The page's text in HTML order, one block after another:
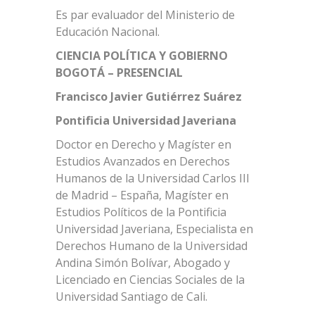
Es par evaluador del Ministerio de
Educación Nacional.
CIENCIA POLÍTICA Y GOBIERNO
BOGOTÁ – PRESENCIAL
Francisco Javier Gutiérrez Suárez
Pontificia Universidad Javeriana
Doctor en Derecho y Magíster en
Estudios Avanzados en Derechos
Humanos de la Universidad Carlos III
de Madrid – España, Magíster en
Estudios Políticos de la Pontificia
Universidad Javeriana, Especialista en
Derechos Humano de la Universidad
Andina Simón Bolívar, Abogado y
Licenciado en Ciencias Sociales de la
Universidad Santiago de Cali.